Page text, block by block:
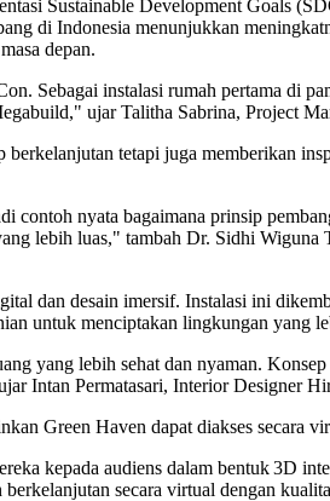
Sustainable Development Goals
di Indonesia menunjukkan
depan.
Sebagai instalasi rumah pertama di
ujar Talitha Sabrina, Project
tetapi juga memberikan
nyata bagaimana prinsip
lebih luas," tambah Dr. Sidhi
dan desain imersif. Instalasi ini
untuk menciptakan lingkungan yang
yang lebih sehat dan nyaman.
Intan Permatasari, Interior Designer
Green Haven dapat diakses secara
kepada audiens dalam bentuk 3D
secara virtual dengan